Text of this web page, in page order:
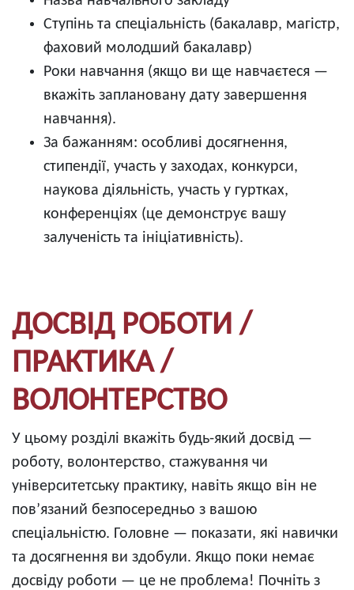
Ступінь та спеціальність (бакалавр, магістр,
фаховий молодший бакалавр)
Роки навчання (якщо ви ще навчаєтеся —
вкажіть заплановану дату завершення
навчання).
За бажанням: особливі досягнення,
стипендії, участь у заходах, конкурси,
наукова діяльність, участь у гуртках,
конференціях (це демонструє вашу
залученість та ініціативність).
ДОСВІД РОБОТИ /
ПРАКТИКА /
ВОЛОНТЕРСТВО
У цьому розділі вкажіть будь-який досвід —
роботу, волонтерство, стажування чи
університетську практику, навіть якщо він не
пов’язаний безпосередньо з вашою
спеціальністю. Головне — показати, які навички
та досягнення ви здобули. Якщо поки немає
досвіду роботи — це не проблема! Почніть з